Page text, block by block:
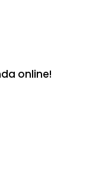
online!